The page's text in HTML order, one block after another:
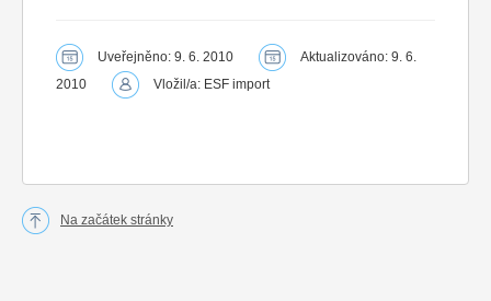
Uveřejněno: 9. 6. 2010
Aktualizováno: 9. 6.
2010
Vložil/a: ESF import
Na začátek stránky